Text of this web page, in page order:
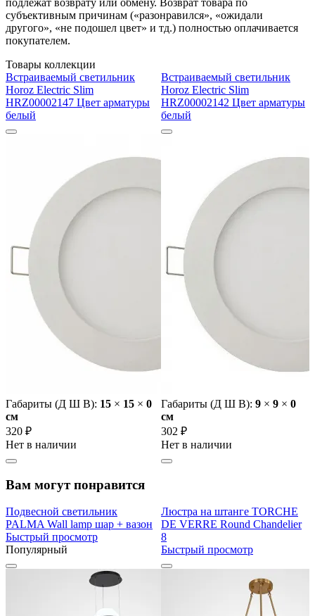
подлежат возврату или обмену. Возврат товара по
субъективным причинам («разонравился», «ожидали
другого», «не подошел цвет» и тд.) полностью оплачивается
покупателем.
Товары коллекции
Встраиваемый светильник
Horoz Electric Slim
HRZ00002147 Цвет арматуры
белый
Габариты (Д Ш В): 15 × 15 × 0
cм
320 ₽
Нет в наличии
Встраиваемый светильник
Horoz Electric Slim
HRZ00002142 Цвет арматуры
белый
Габариты (Д Ш В): 9 × 9 × 0
cм
302 ₽
Нет в наличии
Вам могут понравится
Подвесной светильник
PALMA Wall lamp шар + вазон
Быстрый просмотр
Популярный
Люстра на штанге TORCHE
DE VERRE Round Chandelier
8
Быстрый просмотр